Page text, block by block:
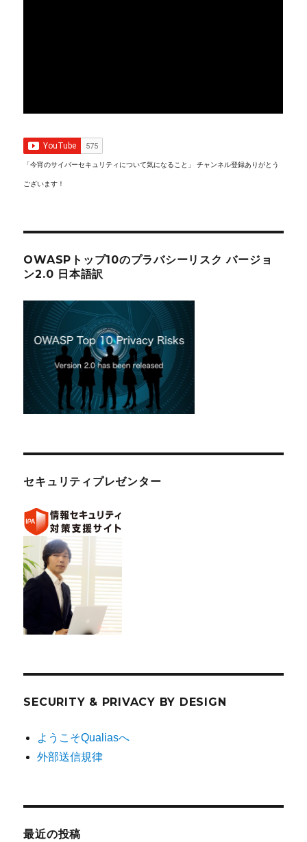
「今宵のサイバーセキュリティについて気になること」 チャンネル登録ありがとう
ございます！
OWASPトップ10のプラバシーリスク バージョ
ン2.0 日本語訳
セキュリティプレゼンター
SECURITY & PRIVACY BY DESIGN
ようこそQualiasへ
外部送信規律
最近の投稿